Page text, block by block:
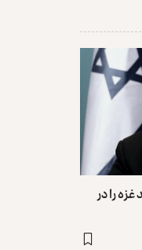
کنترل ۷۰ درصد غزه را در